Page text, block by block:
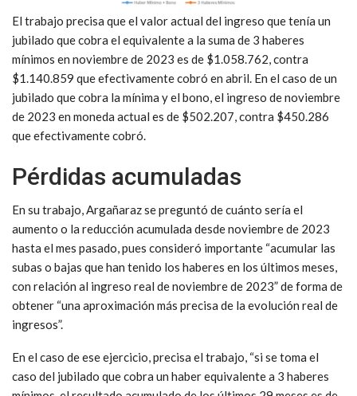
El trabajo precisa que el valor actual del ingreso que tenía un
jubilado que cobra el equivalente a la suma de 3 haberes
mínimos en noviembre de 2023 es de $1.058.762, contra
$1.140.859 que efectivamente cobró en abril. En el caso de un
jubilado que cobra la mínima y el bono, el ingreso de noviembre
de 2023 en moneda actual es de $502.207, contra $450.286
que efectivamente cobró.
Pérdidas acumuladas
En su trabajo, Argañaraz se preguntó de cuánto sería el
aumento o la reducción acumulada desde noviembre de 2023
hasta el mes pasado, pues consideró importante “acumular las
subas o bajas que han tenido los haberes en los últimos meses,
con relación al ingreso real de noviembre de 2023” de forma de
obtener “una aproximación más precisa de la evolución real de
ingresos”.
En el caso de ese ejercicio, precisa el trabajo, “si se toma el
caso del jubilado que cobra un haber equivalente a 3 haberes